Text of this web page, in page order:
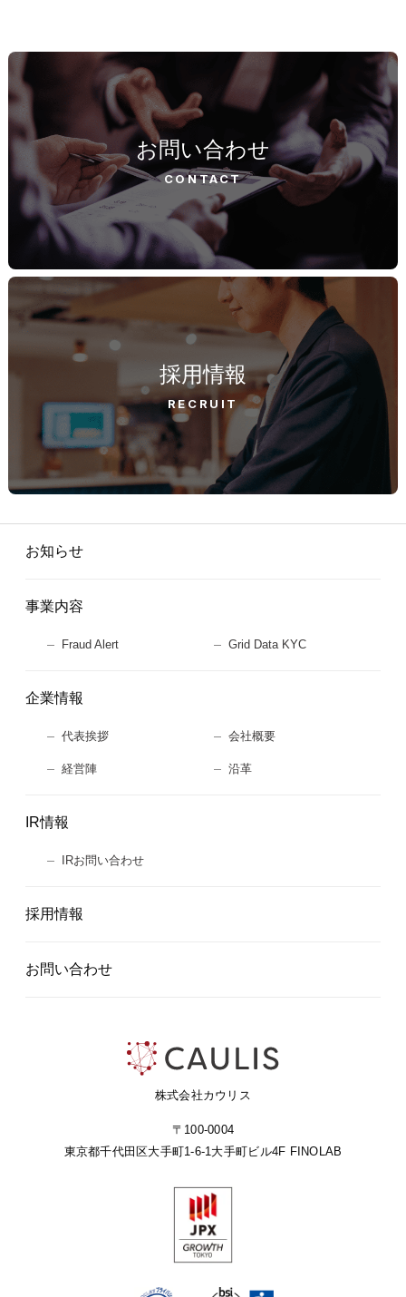
お問い合わせ
CONTACT
採用情報
RECRUIT
株式会社カウリス
〒100-0004
東京都千代田区大手町1-6-1大手町ビル4F FINOLAB
お知らせ
事業内容
Fraud Alert Grid Data KYC
企業情報
代表挨拶 会社概要
経営陣 沿革
IR情報
IRお問い合わせ
採用情報
お問い合わせ